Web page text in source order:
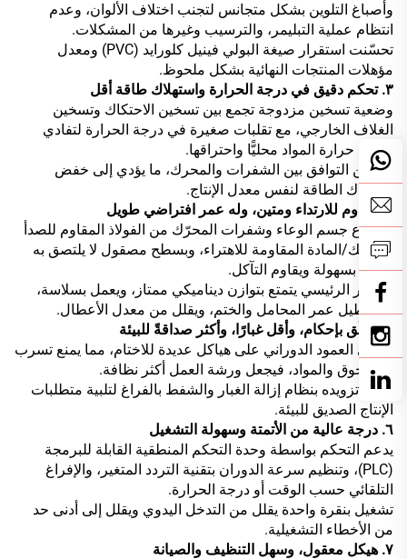
وأصباغ التلوين بشكل متجانس لتجنب اختلاف الألوان، وعدم
انتظام عملية التبليمر، والترسيب وغيرها من المشكلات.
تحسّنت استقرار صيغة البولي فينيل كلورايد (PVC) ومعدل
مؤهلات المنتجات النهائية بشكل ملحوظ.
٣. تحكم دقيق في درجة الحرارة واستهلاك طاقة أقل
وضعية تسخين مزدوجة تجمع بين تسخين الاحتكاك وتسخين
الغلاف الخارجي، مع تقلبات صغيرة في درجة الحرارة لتفادي
ارتفاع حرارة المواد محليًّا واحتراقها.
تحسين التوافق بين الشفرات والمحرك، ما يؤدي إلى خفض
استهلاك الطاقة لنفس معدل الإنتاج.
٤. مقاوم للارتداء ومتين، وله عمر افتراضي طويل
مصنوع جسم الوعاء وشفرات المحرّك من الفولاذ المقاوم للصدأ
السميك/المادة المقاومة للاهتراء، وبسطح مصقول لا يلتصق به
المواد بسهولة ويقاوم التآكل.
المحور الرئيسي يتمتع بتوازن ديناميكي ممتاز، ويعمل بسلاسة،
مما يطيل عمر المحامل والختم، ويقلل من معدل الأعطال.
٥. مُغلَق بإحكام، وأقل غبارًا، وأكثر صداقةً للبيئة
يحتوي العمود الدوراني على هياكل عديدة للاختام، مما يمنع تسرب
المسحوق والمواد، فيجعل ورشة العمل أكثر نظافة.
يمكن تزويده بنظام إزالة الغبار والشفط بالفراغ لتلبية متطلبات
الإنتاج الصديق للبيئة.
٦. درجة عالية من الأتمتة وسهولة التشغيل
يدعم التحكم بواسطة وحدة التحكم المنطقية القابلة للبرمجة
(PLC)، وتنظيم سرعة الدوران بتقنية التردد المتغير، والإفراغ
التلقائي حسب الوقت أو درجة الحرارة.
تشغيل بنقرة واحدة يقلل من التدخل اليدوي ويقلل إلى أدنى حد
من الأخطاء التشغيلية.
٧. هيكل معقول، وسهل التنظيف والصيانة